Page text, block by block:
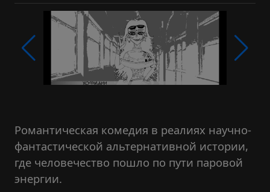
Романтическая комедия в реалиях научно-
фантастической альтернативной истории,
где человечество пошло по пути паровой
энергии.